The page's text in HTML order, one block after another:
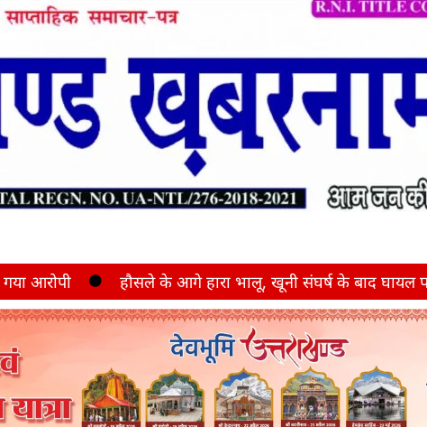
हौसले के आगे हारा भालू, खूनी संघर्ष के बाद घायल पशुपालक ने